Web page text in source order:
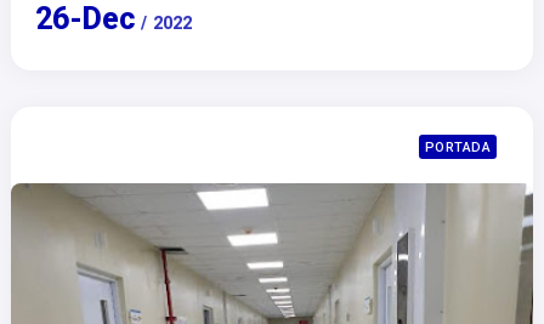
26- Dec / 2022
PORTADA